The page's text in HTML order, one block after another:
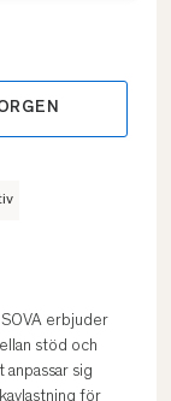
erbjuder
stöd och
sig
för